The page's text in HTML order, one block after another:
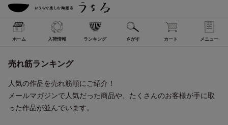
ホーム 入荷情報 ランキング さがす カート メニュー
売れ筋ランキング
人気の作品を売れ筋順にご紹介！
メールマガジンで人気だった商品や、たくさんのお客様が手に取
った作品が並んでいます。